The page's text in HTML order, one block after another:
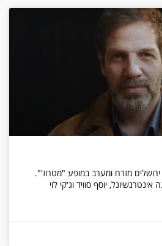
מזרח ומערב במופע "מטרוז'".
יוסף סוויד וג'קי לוי